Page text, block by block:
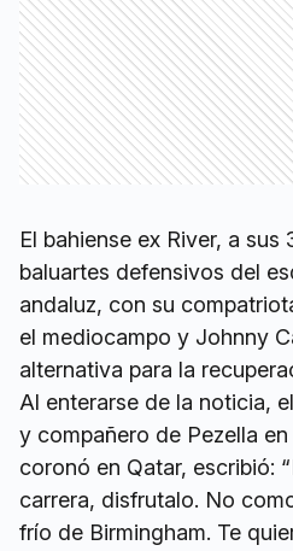
El bahiense ex River, a
baluartes defensivos del
andaluz, con su
el mediocampo y Johnny
alternativa para la
Al enterarse de la noticia,
y compañero de Pezella
coronó en Qatar, escribió:
carrera, disfrutalo. No
frío de Birmingham. Te